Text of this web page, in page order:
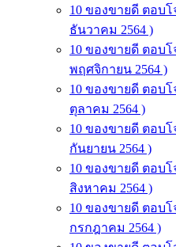
10 ของขายดี ตอบ
ธันวาคม 2564 )
10 ของขายดี ตอบ
พฤศจิกายน 2564 )
10 ของขายดี ตอบ
ตุลาคม 2564 )
10 ของขายดี ตอบ
กันยายน 2564 )
10 ของขายดี ตอบ
สิงหาคม 2564 )
10 ของขายดี ตอบ
กรกฎาคม 2564 )